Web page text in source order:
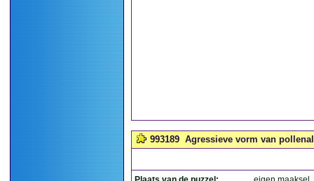
993189 Agressieve vorm van